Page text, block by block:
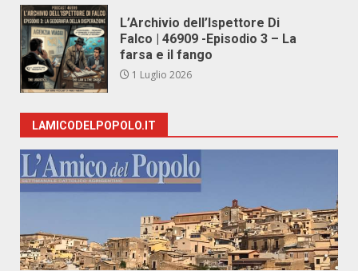
L’Archivio dell’Ispettore Di
Falco | 46909 -Episodio 3 – La
farsa e il fango
1 Luglio 2026
LAMICODELPOPOLO.IT